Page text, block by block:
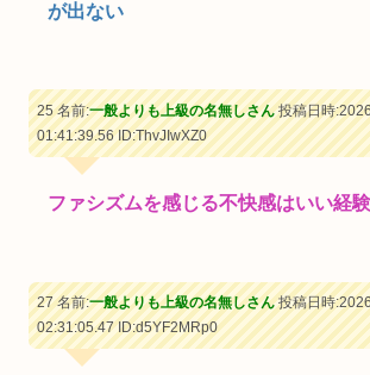
が出ない
25 名前:一般よりも上級の名無しさん投稿日時
01:41:39.56ID:ThvJIwXZ0
ファシズムを感じる不快感はいい経
27 名前:一般よりも上級の名無しさん投稿日時
02:31:05.47ID:d5YF2MRp0